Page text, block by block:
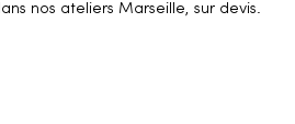
nos ateliers Marseille, sur devis.